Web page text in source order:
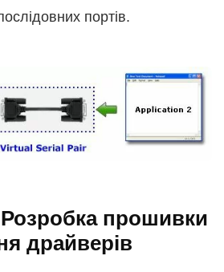
портів.
прошивки
драйверів